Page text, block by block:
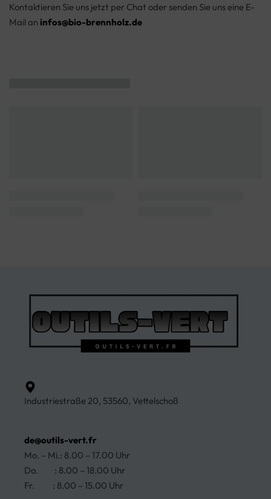
Kontaktieren Sie uns jetzt per Chat oder senden Sie uns eine E-
Mail an infos@bio-brennholz.de
Industriestraße 20, 53560, Vettelschoß
de@outils-vert.fr
Mo. – Mi.: 8.00 – 17.00 Uhr
Do. : 8.00 – 18.00 Uhr
Fr. : 8.00 – 15.00 Uhr